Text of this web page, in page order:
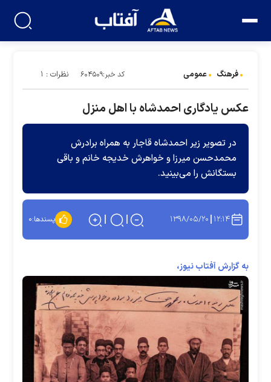
فرهنگ عمومی کد خبر:۶۰۴۵۰۹ نظرات : ۱
عکس یادگاری احمدشاه با اهل منزل
در تصویر زیر احمدشاه قاجار به همراه برادرش
محمدحسن میرزا و خواهرش خدیجه خانم و باقی
بستگانش را می‌بینید.
۱۲:۱۴ ۱۳۹۸/۰۵/۲۰ پسندها:۰
به گزارش آفتاب نیوز،